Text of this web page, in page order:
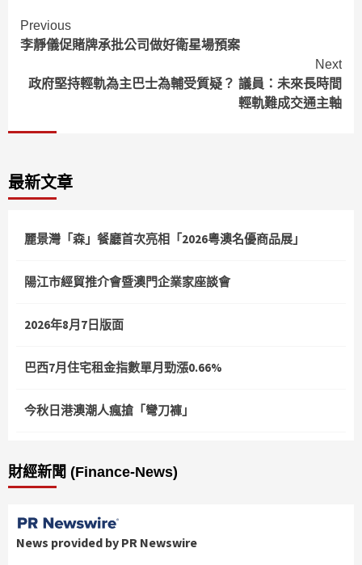
Continue
Reading
Previous
李靜儀促賭牌承批公司做好衛星場預案
Next
政府堅持輕軌為主巴士為輔受質疑？ 議員：未來長時間
輕軌難成交通主軸
最新文章
麗景灣「森」餐廳首次亮相「2026粵澳名優商品展」
陽江市經貿推介會暨澳門企業家座談會
2026年8月7日版面
巴西7月住宅租金指數單月勁漲0.66%
今秋日港澳潮人瘋搶「彎刀褲」
財經新聞 (Finance-News)
News provided by PR Newswire